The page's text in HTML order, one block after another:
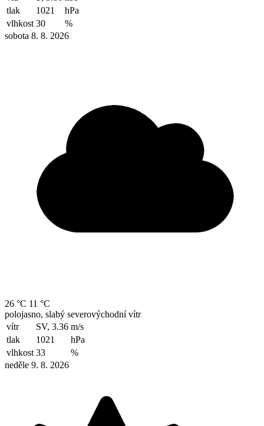
tlak
1021
hPa
vlhkost 30
%
sobota 8. 8. 2026
26 °C 11 °C
polojasno, slabý severovýchodní vítr
vítr
SV, 3.36 m/s
tlak
1021
hPa
vlhkost 33
%
neděle 9. 8. 2026